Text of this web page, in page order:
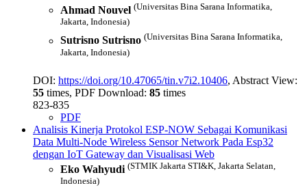
Ahmad Nouvel (Universitas Bina Sarana Informatika,
Jakarta, Indonesia)
Sutrisno Sutrisno (Universitas Bina Sarana Informatika,
Jakarta, Indonesia)
DOI: https://doi.org/10.47065/tin.v7i2.10406, Abstract View:
55 times, PDF Download: 85 times
823-835
PDF
Analisis Kinerja Protokol ESP-NOW Sebagai Komunikasi
Data Multi-Node Wireless Sensor Network Pada Esp32
dengan IoT Gateway dan Visualisasi Web
Eko Wahyudi (STMIK Jakarta STI&K, Jakarta Selatan,
Indonesia)